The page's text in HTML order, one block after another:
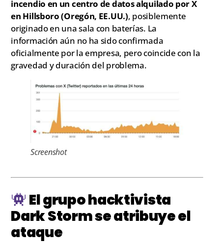
incendio en un centro de datos alquilado por X
en Hillsboro (Oregón, EE.UU.), posiblemente
originado en una sala con baterías. La
información aún no ha sido confirmada
oficialmente por la empresa, pero coincide con la
gravedad y duración del problema.
Screenshot
El grupo hacktivista
Dark Storm se atribuye el
ataque